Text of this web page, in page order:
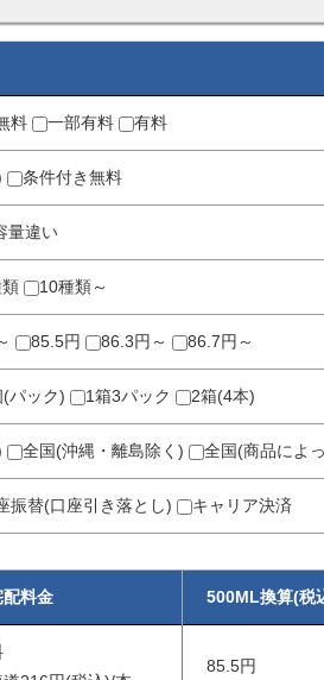
料 一部有料 有料
条件付き無料
量違い
10種類～
85.5円 86.3円～ 86.7円～
パック) 1箱3パック 2箱(4本)
全国(沖縄・離島除く) 全国(商品によ
振替(口座引き落とし) キャリア決済
配料金 500ML換算(税
85.5円